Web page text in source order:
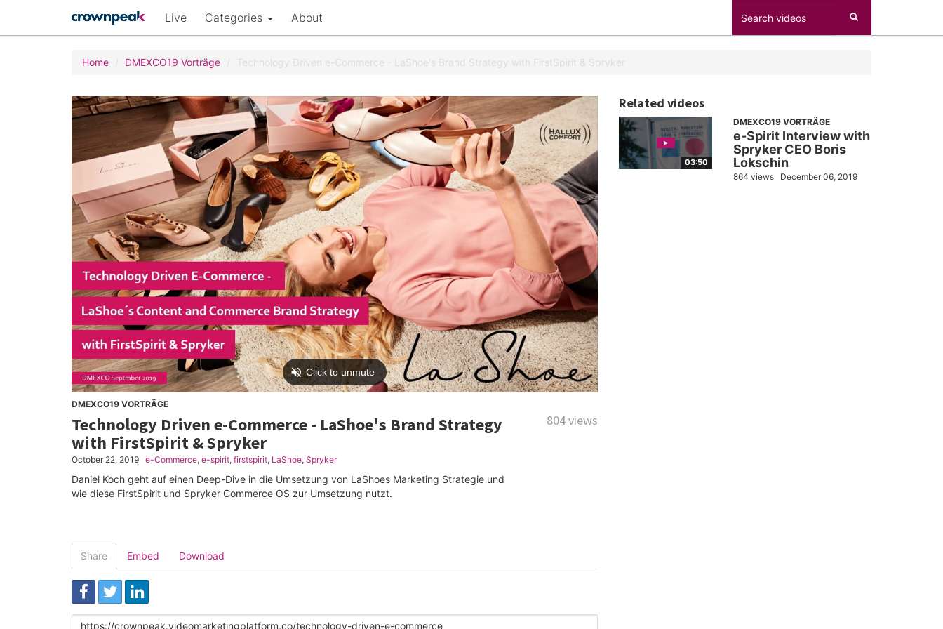
Live Categories About
Home DMEXCO19 Vorträge Technology Driven e-Commerce - LaShoe's Brand Strategy with FirstSpirit & Spryker
DMEXCO19 VORTRÄGE
Technology Driven e-Commerce - LaShoe's Brand Strategy
with FirstSpirit & Spryker
804 views
October 22, 2019 e-Commerce, e-spirit, firstspirit, LaShoe, Spryker
Daniel Koch geht auf einen Deep-Dive in die Umsetzung von LaShoes Marketing Strategie und
wie diese FirstSpirit und Spryker Commerce OS zur Umsetzung nutzt.
Share Embed Download
Link
Related videos
03:50
DMEXCO19 VORTRÄGE
e-Spirit Interview with
Spryker CEO Boris
Lokschin
864 views December 06, 2019